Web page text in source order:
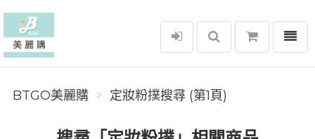
BTGO美麗購
選單
BTGO美麗購 定妝粉撲搜尋 (第1頁)